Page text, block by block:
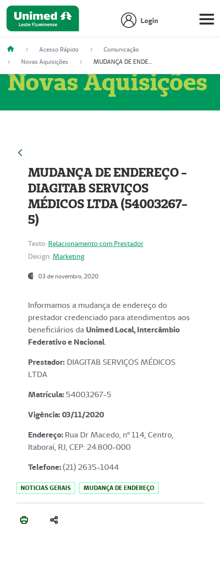
Login
Acesso Rápido
Comunicação
Novas Aquisições
MUDANÇA DE ENDEREÇO - DIAGITAB SERVIÇOS MÉDICOS LTDA (54003267-5)
Novas Aquisições
MUDANÇA DE ENDEREÇO -
DIAGITAB SERVIÇOS
MÉDICOS LTDA (54003267-
5)
Texto: Relacionamento com Prestador
Design: Marketing
03 de novembro, 2020
Informamos a mudança de endereço do
prestador credenciado para atendimentos aos
beneficiários da Unimed Local, Intercâmbio
Federativo e Nacional.
Prestador: DIAGITAB SERVIÇOS MÉDICOS
LTDA
Matrícula:54003267-5
Vigência: 03/11/2020
Endereço:Rua Dr Macedo, nº 114, Centro,
Itaboraí, RJ, CEP: 24.800-000
Telefone:(21) 2635-1044
NOTICIAS GERAIS MUDANÇA DE ENDEREÇO